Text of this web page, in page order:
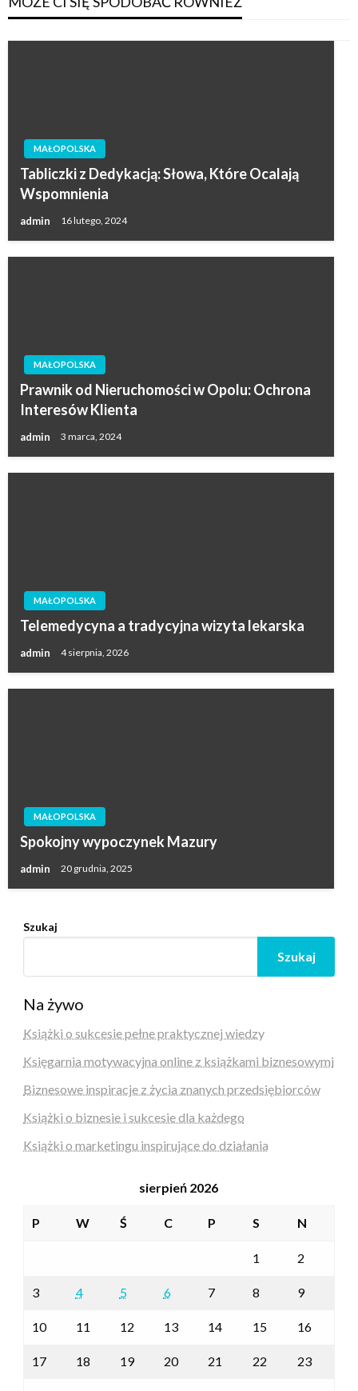
MAŁOPOLSKA
Tabliczki z Dedykacją: Słowa, Które Ocalają
Wspomnienia
admin 16 lutego, 2024
MAŁOPOLSKA
Prawnik od Nieruchomości w Opolu: Ochrona
Interesów Klienta
admin 3 marca, 2024
MAŁOPOLSKA
Telemedycyna a tradycyjna wizyta lekarska
admin 4 sierpnia, 2026
MAŁOPOLSKA
Spokojny wypoczynek Mazury
admin 20 grudnia, 2025
Szukaj
Szukaj
Na żywo
Książki o sukcesie pełne praktycznej wiedzy
Księgarnia motywacyjna online z książkami biznesowymi
Biznesowe inspiracje z życia znanych przedsiębiorców
Książki o biznesie i sukcesie dla każdego
Książki o marketingu inspirujące do działania
sierpień 2026
P W Ś C P S N
1 2
3 4 5 6 7 8 9
10 11 12 13 14 15 16
17 18 19 20 21 22 23